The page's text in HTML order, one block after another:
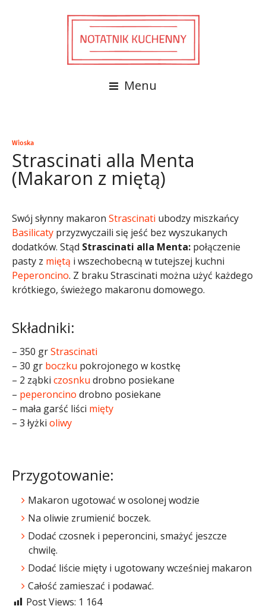
Menu
Włoska
Strascinati alla Menta
(Makaron z miętą)
Swój słynny makaron Strascinati ubodzy miszkańcy
Basilicaty przyzwyczaili się jeść bez wyszukanych
dodatków. Stąd Strascinati alla Menta: połączenie
pasty z miętą i wszechobecną w tutejszej kuchni
Peperoncino. Z braku Strascinati można użyć każdego
krótkiego, świeżego makaronu domowego.
Składniki:
– 350 grStrascinati
– 30 gr boczku pokrojonego w kostkę
– 2 ząbki czosnku drobno posiekane
– peperoncino drobno posiekane
– mała garść liści mięty
– 3 łyżki oliwy
Przygotowanie:
Makaron ugotować w osolonej wodzie
Na oliwie zrumienić boczek.
Dodać czosnek i peperoncini, smażyć jeszcze
chwilę.
Dodać liście mięty i ugotowany wcześniej makaron
Całość zamieszać i podawać.
Post Views: 1 164